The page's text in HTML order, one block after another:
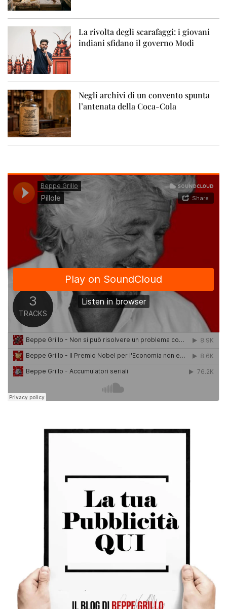
La rivolta degli scarafaggi: i giovani
indiani sfidano il governo Modi
Negli archivi di un convento spunta
l’antenata della Coca-Cola